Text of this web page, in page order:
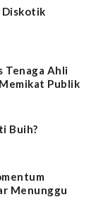
Diskotik
Tenaga Ahli
Publik
Buih?
Menunggu